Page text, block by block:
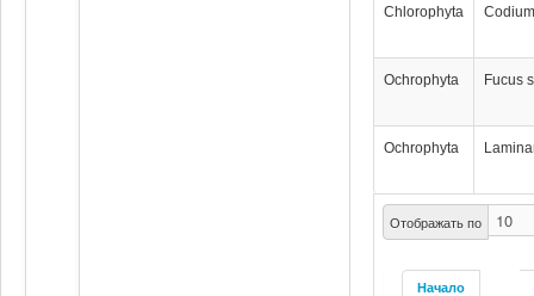
Отображать по
Начало
Chlorophyta
Ochrophyta Fucus
Ochrophyta